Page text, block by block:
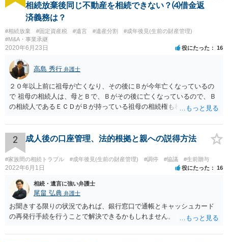
相続放棄後同じ不動産を相続できない？⑷借金返
済義務は？
#相続放棄 #固定資産税 #遺言 #遺産分割
#成年後見(生前の財産管理)
#M&A・事業承継
2020年6月23日 役にたった 16
高島 秀行 弁護士
２０年以上前に祖母が亡くなり、その後にＢが今年亡くなっているの
で 祖母の相続人は、母とＢで、Ｂがその後に亡くなっているので、Ｂ
の相続人であるＥＣＤがＢが持っている祖母の相続権も相続すること
Ｅも行う必要があります。 Ｂの配偶者であるＥは常にＢの相続人とな
ります。
2 成人後の口座管理、法的根拠と親への説得方法
#家族間の相続トラブル #成年後見(生前の財産管理) #調停 #協議 #生前贈与
2022年6月1日 役にたった 16
相続・遺言に強い弁護士
尾畠 弘典 弁護士
お聞きする限りの状況であれば、銀行窓口で通帳とキャッシュカード
の再発行手続を行うことで解決できるかもしれません。